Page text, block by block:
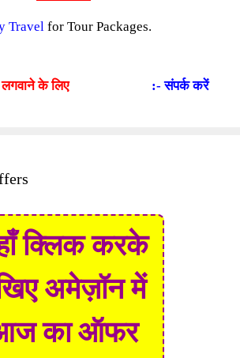
Travel for Tour Packages.
लगवाने के लिए :- संपर्क करें
क्लिक करके
अमेज़ॉन में
का ऑफर